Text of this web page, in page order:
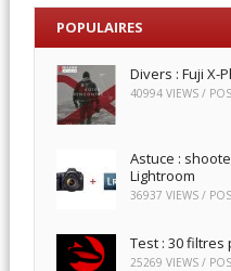
POPULAIRES
Divers : Fuji X-
40994 VIEWS /
Astuce :
Lightroom
36937 VIEWS /
Test : 30 filtres
25269 VIEWS /